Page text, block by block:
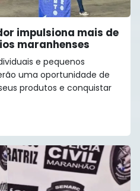
impulsiona mais de
maranhenses
e pequenos
uma oportunidade de
produtos e conquistar